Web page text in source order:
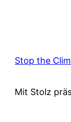
Stop the
Mit Stolz